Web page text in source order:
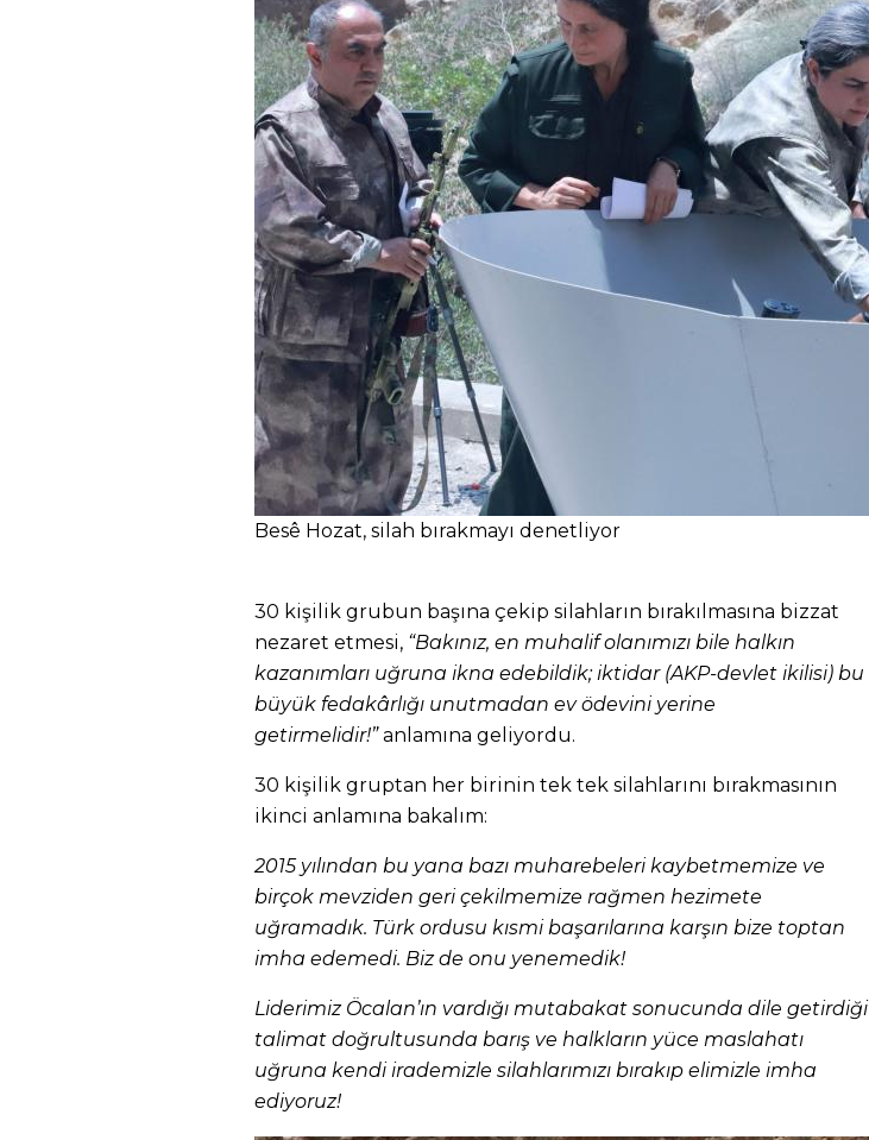
Besê Hozat, silah bırakmayı denetliyor
30 kişilik grubun başına çekip silahların bırakılmasına bizzat
nezaret etmesi, “Bakınız, en muhalif olanımızı bile halkın
kazanımları uğruna ikna edebildik; iktidar (AKP-devlet ikilisi) bu
büyük fedakârlığı unutmadan ev ödevini yerine
getirmelidir!”anlamına geliyordu.
30 kişilik gruptan her birinin tek tek silahlarını bırakmasının
ikinci anlamına bakalım:
2015 yılından bu yana bazı muharebeleri kaybetmemize ve
birçok mevziden geri çekilmemize rağmen hezimete
uğramadık. Türk ordusu kısmi başarılarına karşın bize toptan
imha edemedi. Biz de onu yenemedik!
Liderimiz Öcalan’ın vardığı mutabakat sonucunda dile getirdiği
talimat doğrultusunda barış ve halkların yüce maslahatı
uğruna kendi irademizle silahlarımızı bırakıp elimizle imha
ediyoruz!